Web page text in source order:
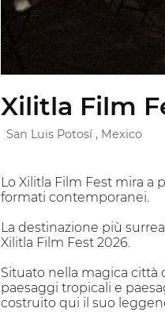
Xilitla Film
San Luis Potosí , Mexico
Lo Xilitla Film Fest mira
formati contemporanei.
La destinazione più
Xilitla Film Fest 2026.
Situato nella magica città
paesaggi tropicali e
costruito qui il suo